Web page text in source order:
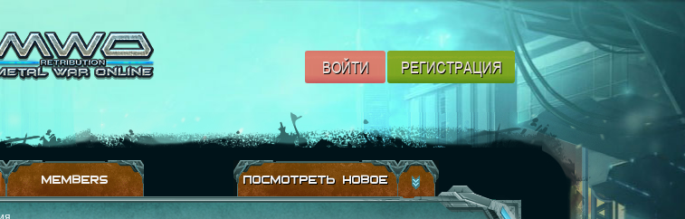
РЕГИСТРАЦИЯ
ВОЙТИ
MEMBERS ПОСМОТРЕТЬ НОВОЕ